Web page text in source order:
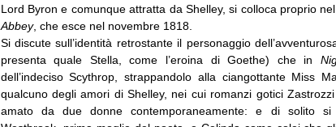
Lord Byron e comunque attratta da Shelley, si colloca proprio
Abbey, che esce nel novembre 1818.
Si discute sull’identità retrostante il personaggio
presenta quale Stella, come l’eroina di Goethe) che in
dell’indeciso Scythrop, strappandolo alla ciangottante Miss
qualcuno degli amori di Shelley, nei cui romanzi gotici
amato da due donne contemporaneamente: e di solito si